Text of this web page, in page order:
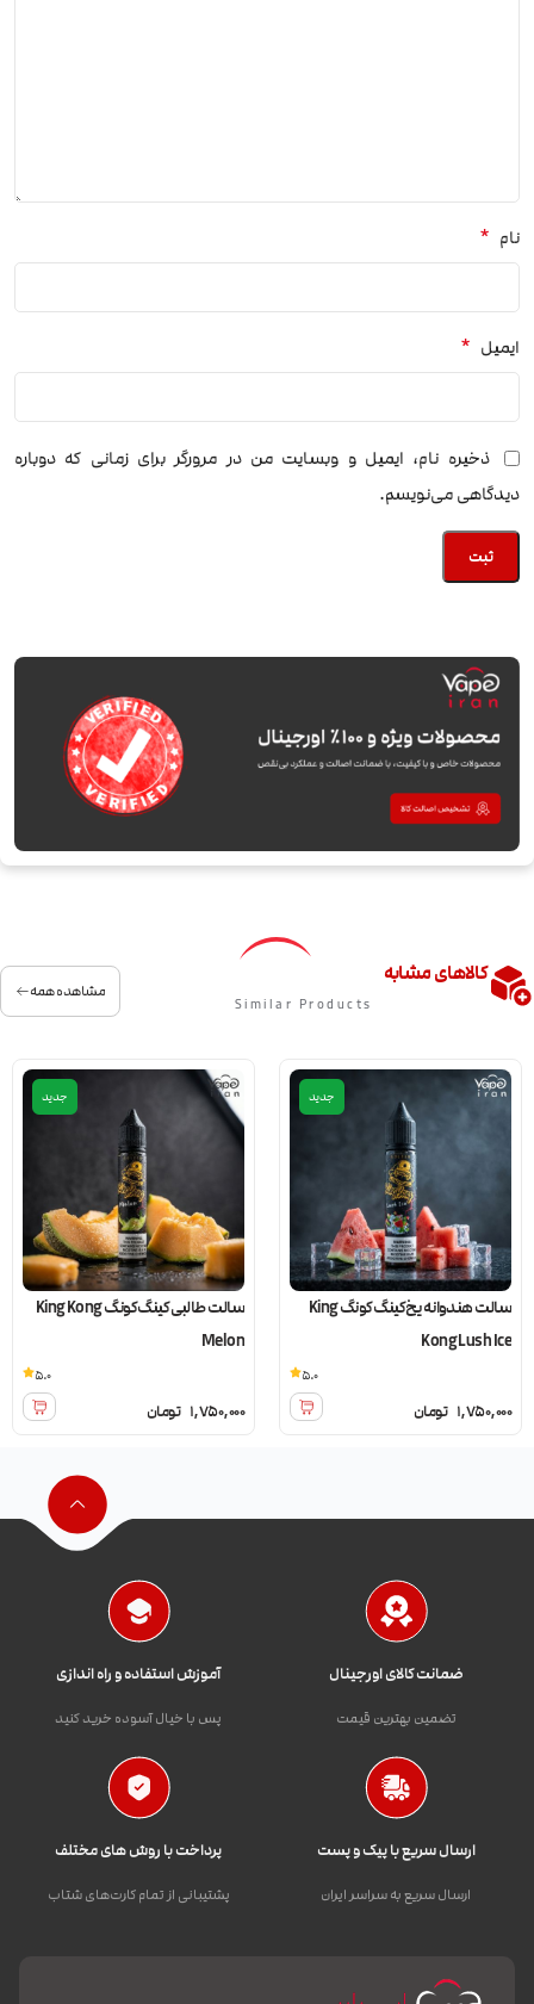
نام *
ایمیل *
ذخیره نام، ایمیل و وبسایت من در مرورگر برای زمانی که دوباره
دیدگاهی می‌نویسم.
کالاهای مشابه
Similar Products
مشاهده همه
جدید
سالت هندوانه یخ کینگ کونگ King
Kong Lush Ice
1,750,000 تومان
5.0
جدید
سالت طالبی کینگ کونگ King Kong
Melon
1,750,000 تومان
5.0
ضمانت کالای اورجینال
تضمین بهترین قیمت
آموزش استفاده و راه اندازی
پس با خیال آسوده خرید کنید
ارسال سریع با پیک و پست
ارسال سریع به سراسر ایران
پرداخت با روش های مختلف
پشتیبانی از تمام کارت‌های شتاب